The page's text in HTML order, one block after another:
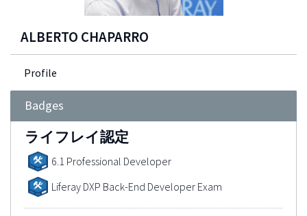
ALBERTO CHAPARRO
Profile
Badges
ライフレイ認定
6.1 Professional Developer
Liferay DXP Back-End Developer Exam